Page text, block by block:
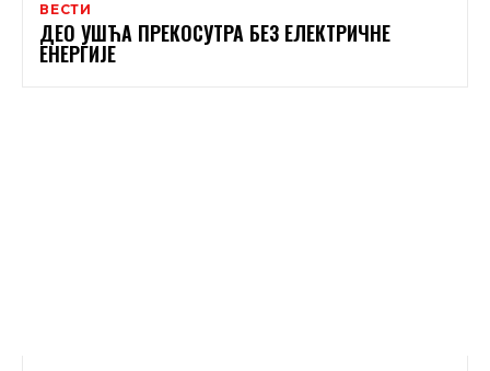
ВЕСТИ
ДЕО УШЋА ПРЕКОСУТРА БЕЗ ЕЛЕКТРИЧНЕ
ЕНЕРГИЈЕ